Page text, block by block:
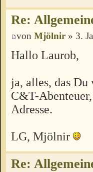
Re:
von Mjölnir » 3.
Hallo Laurob,
ja, alles, das
C&T-
Adresse.
LG, Mjölnir
Re: